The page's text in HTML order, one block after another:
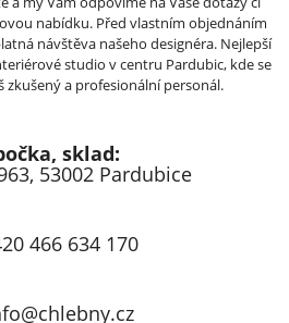
nabídku. Před vlastním objednáním
návštěva našeho designéra. Nejlepší
studio v centru Pardubic, kde se
zkušený a profesionální personál.
sklad:
53002 Pardubice
466 634 170